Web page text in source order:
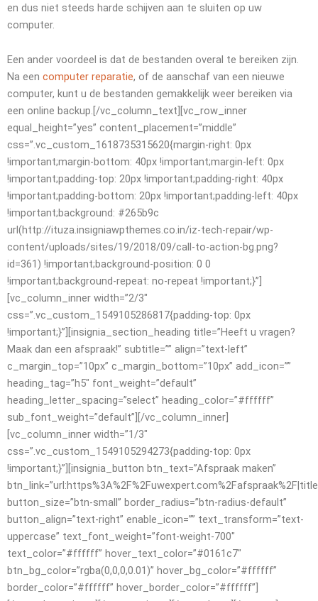
en dus niet steeds harde schijven aan te sluiten op uw
computer.
Een ander voordeel is dat de bestanden overal te bereiken zijn.
Na een computer reparatie, of de aanschaf van een nieuwe
computer, kunt u de bestanden gemakkelijk weer bereiken via
een online backup.[/vc_column_text][vc_row_inner
equal_height=”yes” content_placement=”middle”
css=”.vc_custom_1618735315620{margin-right: 0px
!important;margin-bottom: 40px !important;margin-left: 0px
!important;padding-top: 20px !important;padding-right: 40px
!important;padding-bottom: 20px !important;padding-left: 40px
!important;background: #265b9c
url(http://ituza.insigniawpthemes.co.in/iz-tech-repair/wp-
content/uploads/sites/19/2018/09/call-to-action-bg.png?
id=361) !important;background-position: 0 0
!important;background-repeat: no-repeat !important;}”]
[vc_column_inner width=”2/3″
css=”.vc_custom_1549105286817{padding-top: 0px
!important;}”][insignia_section_heading title=”Heeft u vragen?
Maak dan een afspraak!” subtitle=”” align=”text-left”
c_margin_top=”10px” c_margin_bottom=”10px” add_icon=””
heading_tag=”h5″ font_weight=”default”
heading_letter_spacing=”select” heading_color=”#ffffff”
sub_font_weight=”default”][/vc_column_inner]
[vc_column_inner width=”1/3″
css=”.vc_custom_1549105294273{padding-top: 0px
!important;}”][insignia_button btn_text=”Afspraak maken”
button_size=”btn-small” border_radius=”btn-radius-default”
button_align=”text-right” enable_icon=”” text_transform=”text-
uppercase” text_font_weight=”font-weight-700″
text_color=”#ffffff” hover_text_color=”#0161c7″
btn_bg_color=”rgba(0,0,0,0.01)” hover_bg_color=”#ffffff”
border_color=”#ffffff” hover_border_color=”#ffffff”]